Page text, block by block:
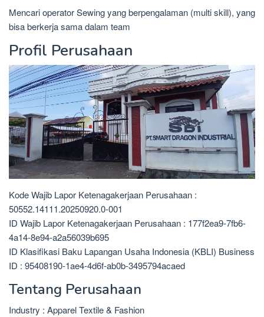
Mencari operator Sewing yang berpengalaman (multi skill), yang
bisa berkerja sama dalam team
Profil Perusahaan
Kode Wajib Lapor Ketenagakerjaan Perusahaan :
50552.14111.20250920.0-001
ID Wajib Lapor Ketenagakerjaan Perusahaan : 177f2ea9-7fb6-
4a14-8e94-a2a56039b695
ID Klasifikasi Baku Lapangan Usaha Indonesia (KBLI) Business
ID : 95408190-1ae4-4d6f-ab0b-3495794acaed
Tentang Perusahaan
Industry : Apparel Textile & Fashion